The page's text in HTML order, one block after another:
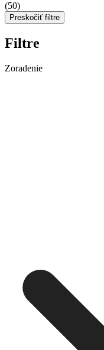
(50)
Preskočiť filtre
Filtre
Zoradenie